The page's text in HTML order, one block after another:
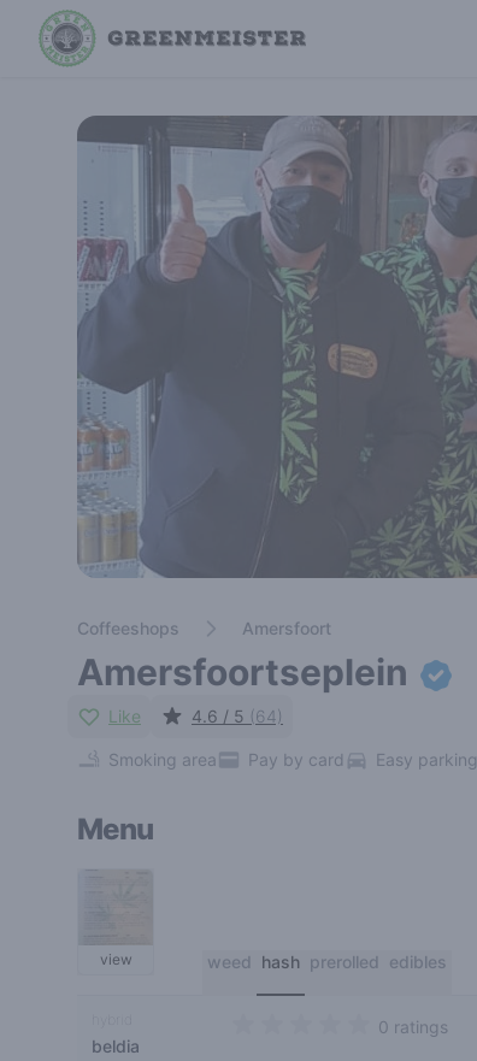
Coffeeshops Amersfoort
Amersfoortseplein
Like 4.6 / 5 (64)
Smoking area Pay by card Easy parking
Menu
view weed hash prerolled edibles
beldia
0 ratings